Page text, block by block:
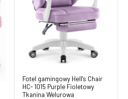
Fotel gamingowy Hell's Chair
HC- 1015 Purple Fioletowy
Tkanina Welurowa